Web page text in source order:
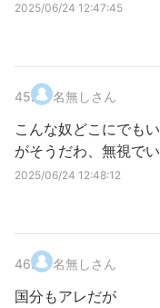
2025/06/24 12:47:45
45. 名無しさん
こんな奴どこにでも
がそうだわ、無視で
2025/06/24 12:48:12
46. 名無しさん
国分もアレだが